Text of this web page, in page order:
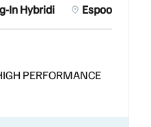
In Hybridi Espoo
PERFORMANCE